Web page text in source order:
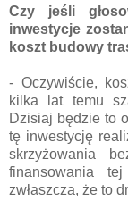
Czy jeśli
inwestycje
koszt budowy
- Oczywiście,
kilka lat temu
Dzisiaj będzie to
tę inwestycję
skrzyżowania
finansowania
zwłaszcza, że to